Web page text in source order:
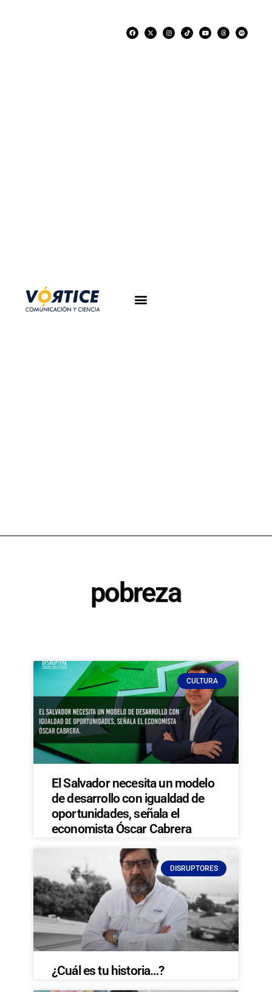
pobreza
CULTURA
El Salvador necesita un modelo
de desarrollo con igualdad de
oportunidades, señala el
economista Óscar Cabrera
DISRUPTORES
¿Cuál es tu historia…?